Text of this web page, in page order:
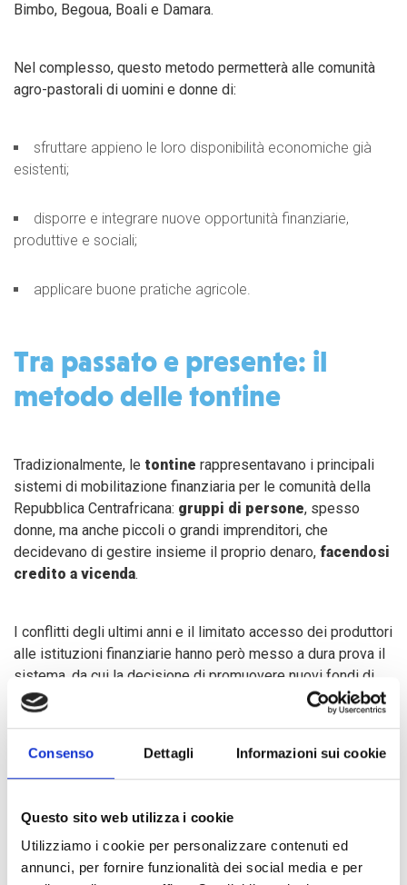
Consenso Dettagli Informazioni sui cookie
Questo sito web utilizza i cookie
Utilizziamo i cookie per personalizzare contenuti ed
annunci, per fornire funzionalità dei social media e per
Bimbo, Begoua, Boali e Damara.
Nel complesso, questo metodo permetterà alle comunità
agro-pastorali di uomini e donne di:
sfruttare appieno le loro disponibilità economiche già
esistenti;
disporre e integrare nuove opportunità finanziarie,
produttive e sociali;
applicare buone pratiche agricole.
Tra passato e presente: il
metodo delle tontine
Tradizionalmente, le tontine rappresentavano i principali
sistemi di mobilitazione finanziaria per le comunità della
Repubblica Centrafricana: gruppi di persone, spesso
donne, ma anche piccoli o grandi imprenditori, che
decidevano di gestire insieme il proprio denaro, facendosi
credito a vicenda.
I conflitti degli ultimi anni e il limitato accesso dei produttori
alle istituzioni finanziarie hanno però messo a dura prova il
sistema, da cui la decisione di promuovere nuovi fondi di
resilienza. Questi sistemi, che comprendono da 20 a 25
produttori beneficiari, prevedono tre fasi di attuazione, che
alimentare di
accumulare e diversificare le proprie
risorse produttive, migliorando così le loro condizioni di